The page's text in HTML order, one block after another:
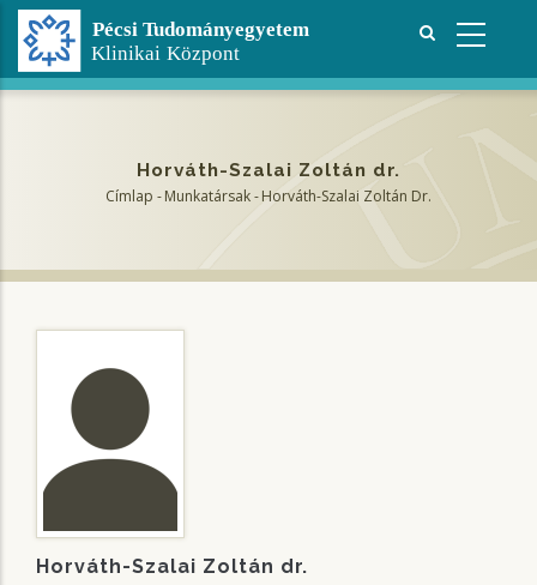
Ugrás
tartalomra
Horváth-Szalai Zoltán dr.
Címlap -Munkatársak-Horváth-Szalai Zoltán Dr.
Horváth-Szalai Zoltán dr.